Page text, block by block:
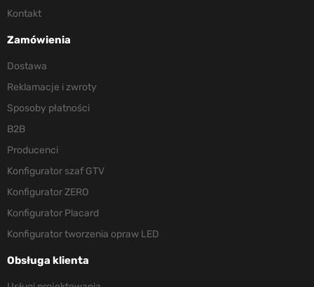
Kontakt
Zamówienia
Dostawa
Reklamacje i zwroty
Sposoby płatności
B2B
Producenci
Konfigurator szaf GTV
Konfigurator ZERO
Konfigurator Placard
Konfigurator tworzenia opraw LED
Obsługa klienta